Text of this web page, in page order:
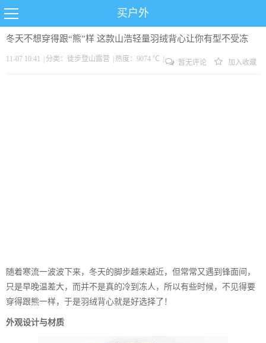
买户外
冬天不想穿得跟“熊”样 这款山浩轻量羽绒背心让你有型不受冻
11-07 10:41 分类： 徒步登山露营 热度：9074 ℃ 暂无评论 加入收藏
随着寒流一波波下来，冬天的脚步越来越近，但常常又遇到锋面间，
只是早晚温差大，而并不是真的冷到冻人，所以有些时候，不见得要
穿得跟熊一样，于是羽绒背心就是好选择了！
外观设计与材质